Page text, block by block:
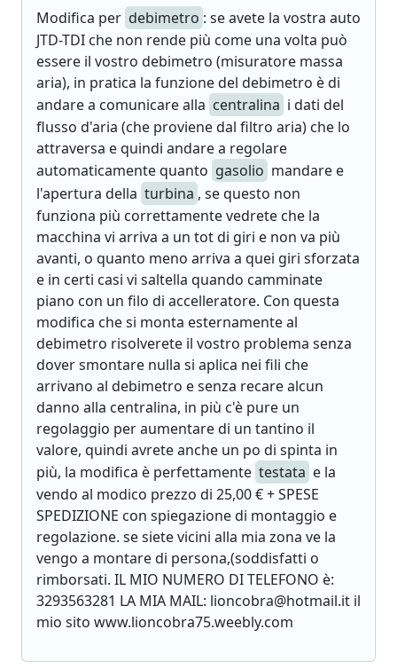
Modifica per debimetro : se avete la vostra auto
JTD-TDI che non rende più come una volta può
essere il vostro debimetro (misuratore massa
aria), in pratica la funzione del debimetro è di
andare a comunicare alla centralina i dati del
flusso d'aria (che proviene dal filtro aria) che lo
attraversa e quindi andare a regolare
automaticamente quanto gasolio mandare e
l'apertura della turbina , se questo non
funziona più correttamente vedrete che la
macchina vi arriva a un tot di giri e non va più
avanti, o quanto meno arriva a quei giri sforzata
e in certi casi vi saltella quando camminate
piano con un filo di accelleratore. Con questa
modifica che si monta esternamente al
debimetro risolverete il vostro problema senza
dover smontare nulla si aplica nei fili che
arrivano al debimetro e senza recare alcun
danno alla centralina, in più c'è pure un
regolaggio per aumentare di un tantino il
valore, quindi avrete anche un po di spinta in
più, la modifica è perfettamente testata e la
vendo al modico prezzo di 25,00 € + SPESE
SPEDIZIONE con spiegazione di montaggio e
regolazione. se siete vicini alla mia zona ve la
vengo a montare di persona,(soddisfatti o
rimborsati. IL MIO NUMERO DI TELEFONO è:
3293563281 LA MIA MAIL: lioncobra@hotmail.it il
mio sito www.lioncobra75.weebly.com